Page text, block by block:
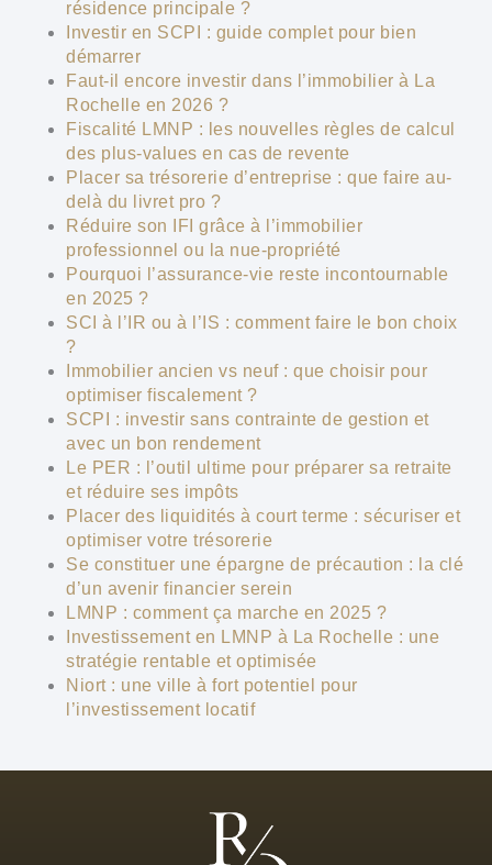
résidence principale ?
Investir en SCPI : guide complet pour bien
démarrer
Faut-il encore investir dans l’immobilier à La
Rochelle en 2026 ?
Fiscalité LMNP : les nouvelles règles de calcul
des plus-values en cas de revente
Placer sa trésorerie d’entreprise : que faire au-
delà du livret pro ?
Réduire son IFI grâce à l’immobilier
professionnel ou la nue-propriété
Pourquoi l’assurance-vie reste incontournable
en 2025 ?
SCI à l’IR ou à l’IS : comment faire le bon choix
?
Immobilier ancien vs neuf : que choisir pour
optimiser fiscalement ?
SCPI : investir sans contrainte de gestion et
avec un bon rendement
Le PER : l’outil ultime pour préparer sa retraite
et réduire ses impôts
Placer des liquidités à court terme : sécuriser et
optimiser votre trésorerie
Se constituer une épargne de précaution : la clé
d’un avenir financier serein
LMNP : comment ça marche en 2025 ?
Investissement en LMNP à La Rochelle : une
stratégie rentable et optimisée
Niort : une ville à fort potentiel pour
l’investissement locatif